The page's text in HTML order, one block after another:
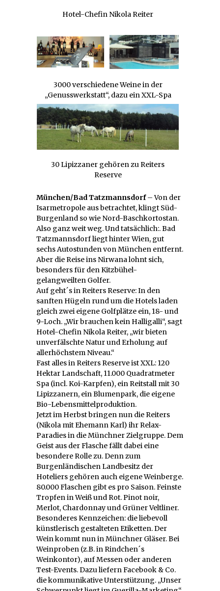
Hotel-Chefin Nikola Reiter
3000 verschiedene Weine in der
„Genusswerkstatt“, dazu ein XXL-Spa
30 Lipizzaner gehören zu Reiters
Reserve
München/Bad Tatzmannsdorf– Von der
Isarmetropole aus betrachtet, klingt Süd-
Burgenland so wie Nord-Baschkortostan.
Also ganz weit weg. Und tatsächlich:. Bad
Tatzmannsdorf liegt hinter Wien, gut
sechs Autostunden von München entfernt.
Aber die Reise ins Nirwana lohnt sich,
besonders für den Kitzbühel-
gelangweilten Golfer.
Auf geht´s in Reiters Reserve: In den
sanften Hügeln rund um die Hotels laden
gleich zwei eigene Golfplätze ein, 18- und
9-Loch. „Wir brauchen kein Halligalli“, sagt
Hotel-Chefin Nikola Reiter, „wir bieten
unverfälschte Natur und Erholung auf
allerhöchstem Niveau.“
Fast alles in Reiters Reserve ist XXL: 120
Hektar Landschaft, 11.000 Quadratmeter
Spa (incl. Koi-Karpfen), ein Reitstall mit 30
Lipizzanern, ein Blumenpark, die eigene
Bio-Lebensmittelproduktion.
Jetzt im Herbst bringen nun die Reiters
(Nikola mit Ehemann Karl) ihr Relax-
Paradies in die Münchner Zielgruppe. Dem
Geist aus der Flasche fällt dabei eine
besondere Rolle zu. Denn zum
Burgenländischen Landbesitz der
Hoteliers gehören auch eigene Weinberge.
80.000 Flaschen gibt es pro Saison. Feinste
Tropfen in Weiß und Rot. Pinot noir,
Merlot, Chardonnay und Grüner Veltliner.
Besonderes Kennzeichen: die liebevoll
künstlerisch gestalteten Etiketten. Der
Wein kommt nun in Münchner Gläser. Bei
Weinproben (z.B. in Rindchen´s
Weinkontor), auf Messen oder anderen
Test-Events. Dazu liefern Facebook & Co.
die kommunikative Unterstützung. „Unser